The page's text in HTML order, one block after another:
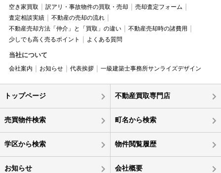
空き家買取
訳アリ・事故物件の買取・売却
売却査定フォーム
査定相談実績
不動産の売却の流れ
不動産売却方法「仲介」と「買取」の違い
不動産売却時の諸費用
少しでも高く売るポイント
よくある質問
当社について
会社案内 お知らせ 代表挨拶 一級建築士事務所サンライズデザイン
トップページ 不動産買取専門店
売買物件検索 町名から検索
学区から検索 物件閲覧履歴
お知らせ 会社概要